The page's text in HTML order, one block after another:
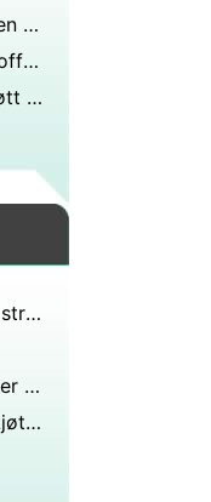
Hvorfor banker taket av munnen med bihulebetennelse?
Hva er det dominerende antistoffet i slim og spytt river melk?
Hva forårsaker kløende tannkjøtt og hvordan kurerer du det?
Kan du drikke kaffe når du har streptokokker i halsen?
Hva skjer når en tannlege skader nerve i tannkjøttet?
Er en smertefri klump på tannkjøttet til en 11 år gammel gutt normalt hvis den har vært der 4 uker og krympet selv etter kur antibiotika fra tannlege som trodde var forårsaket av abscess?